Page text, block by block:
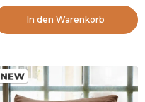
In den Warenkorb